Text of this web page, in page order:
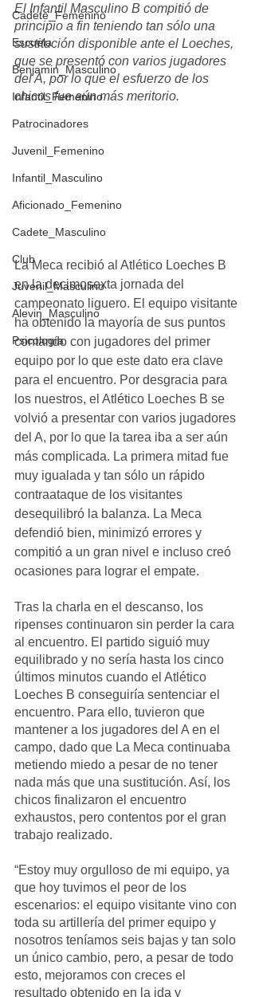
Cadete_Femenino
Escuela
Benjamin_Masculino
Infantil_Femenino
Patrocinadores
Juvenil_Femenino
Infantil_Masculino
Aficionado_Femenino
Cadete_Masculino
Club
Juvenil_Masculino
Alevin_Masculino
Psicología
El Infantil Masculino B compitió de
principio a fin teniendo tan sólo una
sustitución disponible ante el Loeches,
que se presentó con varios jugadores
del A, por lo que el esfuerzo de los
chicos fue aún más meritorio.
La Meca recibió al Atlético Loeches B
en la decimosexta jornada del
campeonato liguero. El equipo visitante
ha obtenido la mayoría de sus puntos
contando con jugadores del primer
equipo por lo que este dato era clave
para el encuentro. Por desgracia para
los nuestros, el Atlético Loeches B se
volvió a presentar con varios jugadores
del A, por lo que la tarea iba a ser aún
más complicada. La primera mitad fue
muy igualada y tan sólo un rápido
contraataque de los visitantes
desequilibró la balanza. La Meca
defendió bien, minimizó errores y
compitió a un gran nivel e incluso creó
ocasiones para lograr el empate.
Tras la charla en el descanso, los
ripenses continuaron sin perder la cara
al encuentro. El partido siguió muy
equilibrado y no sería hasta los cinco
últimos minutos cuando el Atlético
Loeches B conseguiría sentenciar el
encuentro. Para ello, tuvieron que
mantener a los jugadores del A en el
campo, dado que La Meca continuaba
metiendo miedo a pesar de no tener
nada más que una sustitución. Así, los
chicos finalizaron el encuentro
exhaustos, pero contentos por el gran
trabajo realizado.
“Estoy muy orgulloso de mi equipo, ya
que hoy tuvimos el peor de los
escenarios: el equipo visitante vino con
toda su artillería del primer equipo y
nosotros teníamos seis bajas y tan solo
un único cambio, pero, a pesar de todo
esto, mejoramos con creces el
resultado obtenido en la ida y